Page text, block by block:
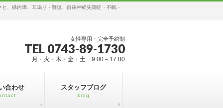
緑内障、耳鳴り・難聴、自律神経失調症・不眠・
女性専用・完全予約制
TEL 0743-89-1730
月・火・木・金・土 9:00～17:00
合わせ スタッフブログ
blog